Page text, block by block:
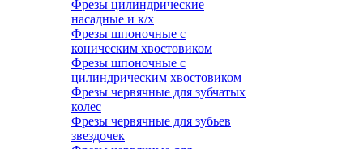
Фрезы цилиндрические
насадные и к/х
Фрезы шпоночные с
коническим хвостовиком
Фрезы шпоночные с
цилиндрическим хвостовиком
Фрезы червячные для зубчатых
колес
Фрезы червячные для зубьев
звездочек